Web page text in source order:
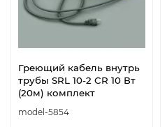
Греющий кабель внутрь
трубы SRL 10-2 CR 10 Вт
(20м) комплект
model-5854